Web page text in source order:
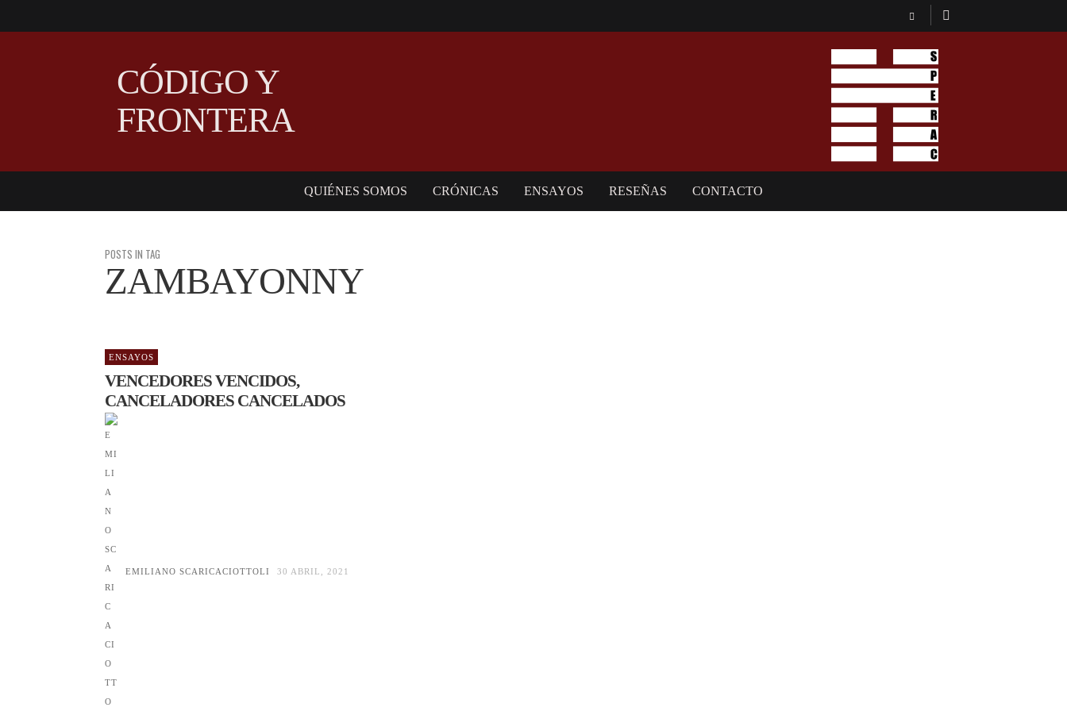
CÓDIGO Y
FRONTERA
QUIÉNES SOMOS CRÓNICAS ENSAYOS RESEÑAS CONTACTO
POSTS IN TAG
ZAMBAYONNY
ENSAYOS
VENCEDORES VENCIDOS,
CANCELADORES CANCELADOS
EMILIANO SCARICACIOTTOLI 30 ABRIL, 2021